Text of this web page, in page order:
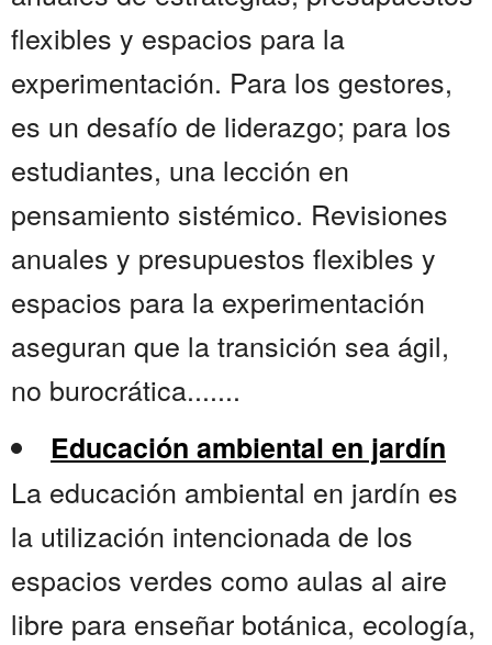
flexibles y espacios para la
experimentación. Para los gestores,
es un desafío de liderazgo; para los
estudiantes, una lección en
pensamiento sistémico. Revisiones
anuales y presupuestos flexibles y
espacios para la experimentación
aseguran que la transición sea ágil,
no burocrática.......
Educación ambiental en jardín
La educación ambiental en jardín es
la utilización intencionada de los
espacios verdes como aulas al aire
libre para enseñar botánica, ecología,